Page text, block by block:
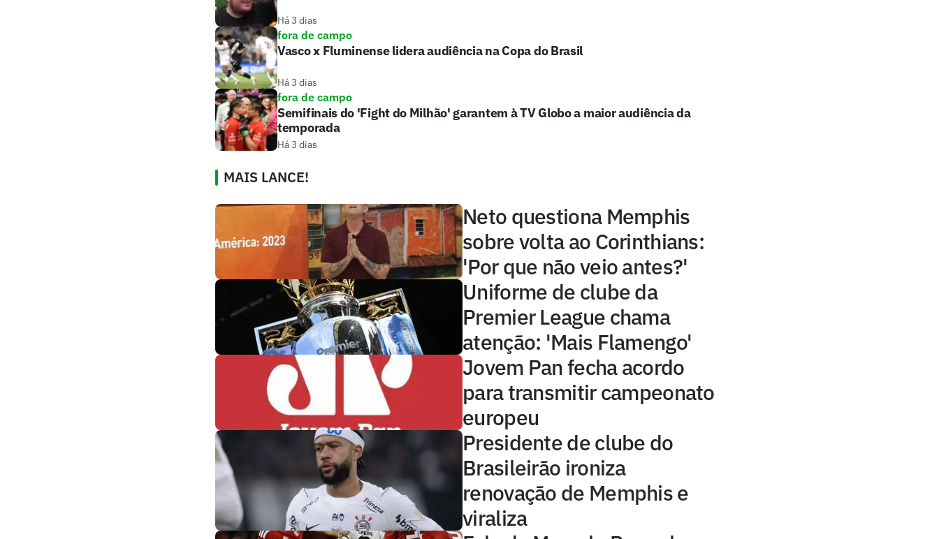
Há 3 dias
fora de campo
Vasco x Fluminense lidera audiência na Copa do Brasil
Há 3 dias
fora de campo
Semifinais do 'Fight do Milhão' garantem à TV Globo a maior audiência da
temporada
Há 3 dias
MAIS LANCE!
Neto questiona Memphis
sobre volta ao Corinthians:
'Por que não veio antes?'
Uniforme de clube da
Premier League chama
atenção: 'Mais Flamengo'
Jovem Pan fecha acordo
para transmitir campeonato
europeu
Presidente de clube do
Brasileirão ironiza
renovação de Memphis e
viraliza